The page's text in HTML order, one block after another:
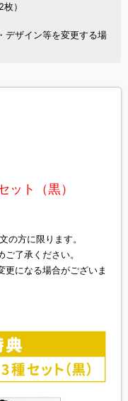
）
デザイン等を変更する場
ト（黒）
方に限ります。
了承ください。
更になる場合がございま